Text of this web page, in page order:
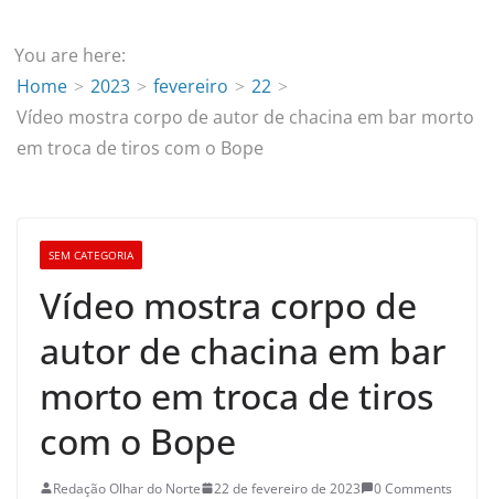
You are here:
Home
2023 fevereiro
22
Vídeo mostra corpo de autor de chacina em bar morto
em troca de tiros com o Bope
SEM CATEGORIA
Vídeo mostra corpo de
autor de chacina em bar
morto em troca de tiros
com o Bope
Redação Olhar do Norte 22 de fevereiro de 2023 0 Comments